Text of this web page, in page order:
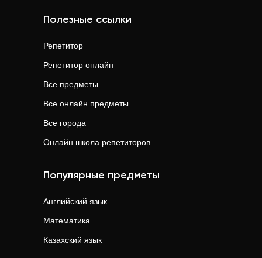
Полезные ссылки
Репетитор
Репетитор онлайн
Все предметы
Все онлайн предметы
Все города
Онлайн школа репетиторов
Популярные предметы
Английский язык
Математика
Казахский язык